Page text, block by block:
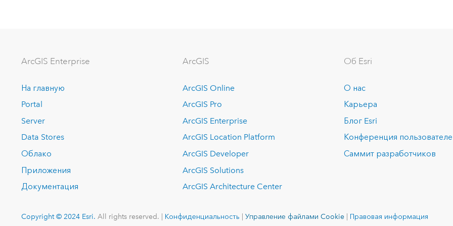
ArcGIS Enterprise
На главную
Portal
Server
Data Stores
Облако
Приложения
Документация
ArcGIS
ArcGIS Online
ArcGIS Pro
ArcGIS Enterprise
ArcGIS Location Platform
ArcGIS Developer
ArcGIS Solutions
ArcGIS Architecture Center
Об Esri
О нас
Карьера
Блог Esri
Конференция
Саммит разработчиков
Copyright © 2024 Esri. All rights reserved. | Конфиденциальность |Управление файлами Cookie Правовая информация